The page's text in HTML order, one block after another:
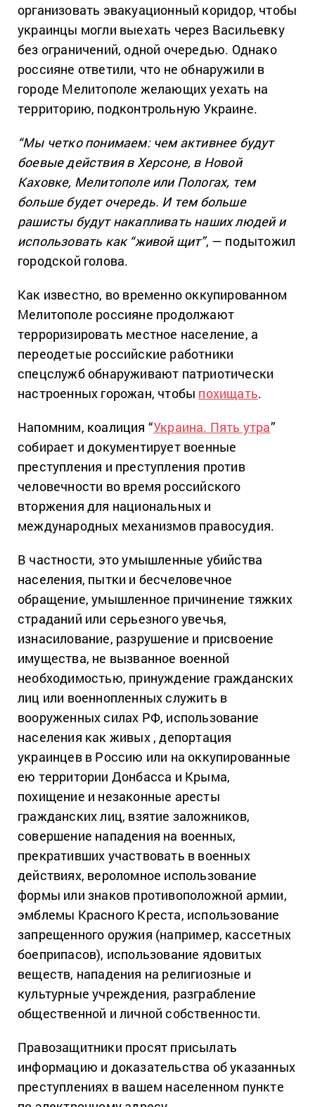
организовать эвакуационный коридор, чтобы
украинцы могли выехать через Васильевку
без ограничений, одной очередью. Однако
россияне ответили, что не обнаружили в
городе Мелитополе желающих уехать на
территорию, подконтрольную Украине.
“Мы четко понимаем: чем активнее будут
боевые действия в Херсоне, в Новой
Каховке, Мелитополе или Пологах, тем
больше будет очередь. И тем больше
рашисты будут накапливать наших людей и
использовать как “живой щит”, — подытожил
городской голова.
Как известно, во временно оккупированном
Мелитополе россияне продолжают
терроризировать местное население, а
переодетые российские работники
спецслужб обнаруживают патриотически
настроенных горожан, чтобы похищать.
Напомним, коалиция “Украина. Пять утра”
собирает и документирует военные
преступления и преступления против
человечности во время российского
вторжения для национальных и
международных механизмов правосудия.
В частности, это умышленные убийства
населения, пытки и бесчеловечное
обращение, умышленное причинение тяжких
страданий или серьезного увечья,
изнасилование, разрушение и присвоение
имущества, не вызванное военной
необходимостью, принуждение гражданских
лиц или военнопленных служить в
вооруженных силах РФ, использование
населения как живых , депортация
украинцев в Россию или на оккупированные
ею территории Донбасса и Крыма,
похищение и незаконные аресты
гражданских лиц, взятие заложников,
совершение нападения на военных,
прекративших участвовать в военных
действиях, вероломное использование
формы или знаков противоположной армии,
эмблемы Красного Креста, использование
запрещенного оружия (например, кассетных
боеприпасов), использование ядовитых
веществ, нападения на религиозные и
культурные учреждения, разграбление
общественной и личной собственности.
Правозащитники просят присылать
информацию и доказательства об указанных
преступлениях в вашем населенном пункте